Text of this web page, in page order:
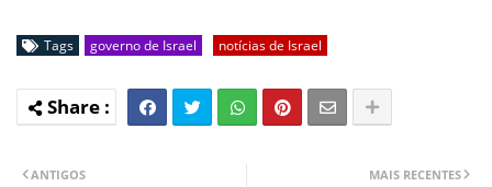
Tags governo de Israel notícias de Israel
MAIS RECENTES
ANTIGOS